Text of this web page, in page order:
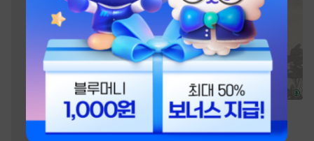
소설 개룡전기 [단행본]